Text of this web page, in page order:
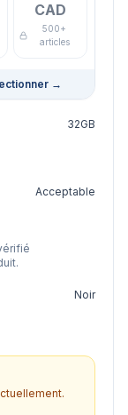
CAD
500+
articles
→
32GB
Acceptable
Noir